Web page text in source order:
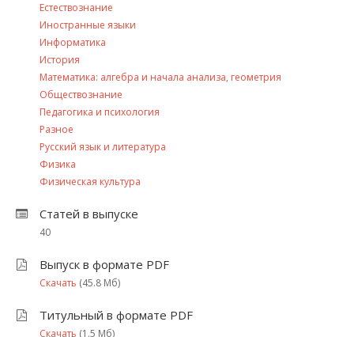
Естествознание
Иностранные языки
Информатика
История
Математика: алгебра и начала анализа, геометрия
Обществознание
Педагогика и психология
Разное
Русский язык и литература
Физика
Физическая культура
Статей в выпуске
40
Выпуск в формате PDF
Скачать (45.8 Мб)
Титульный в формате PDF
Скачать (1.5 Мб)